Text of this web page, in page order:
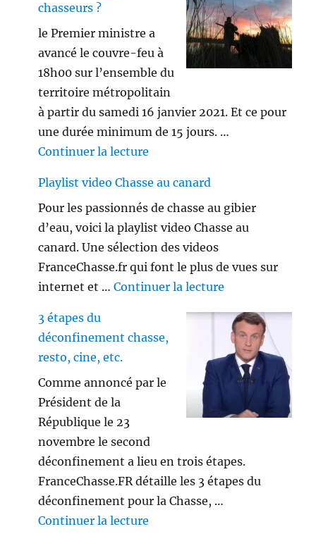
chasseurs ?
le Premier ministre a
avancé le couvre-feu à
18h00 sur l’ensemble du
territoire métropolitain
à partir du samedi 16 janvier 2021. Et ce pour
une durée minimum de 15 jours. …
Continuer la lecture
Playlist video Chasse au canard
Pour les passionnés de chasse au gibier
d’eau, voici la playlist video Chasse au
canard. Une sélection des videos
FranceChasse.fr qui font le plus de vues sur
internet et …Continuer la lecture
3 étapes du
déconfinement chasse,
resto, cine, etc.
Comme annoncé par le
Président de la
République le 23
novembre le second
déconfinement a lieu en trois étapes.
FranceChasse.FR détaille les 3 étapes du
déconfinement pour la Chasse, …
Continuer la lecture